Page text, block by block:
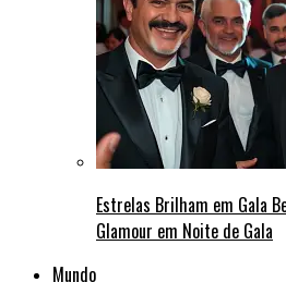
Estrelas Brilham em Gala
Glamour em Noite de Gala
Mundo